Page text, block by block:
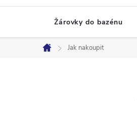
Žárovky do bazénu
Domů
Jak nakoupit